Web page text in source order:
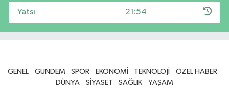
Yatsı 21:54
GENEL GÜNDEM SPOR EKONOMİ TEKNOLOJİ
ÖZEL HABER
DÜNYA
SİYASET SAĞLIK YAŞAM